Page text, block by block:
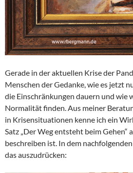
Gerade in der aktuellen Krise der
Menschen der Gedanke, wie es jetzt
die Einschränkungen dauern und wie
Normalität finden. Aus meiner
in Krisensituationen kenne ich ein
Satz „Der Weg entsteht beim Gehen“
beschreiben ist. In dem
das auszudrücken: